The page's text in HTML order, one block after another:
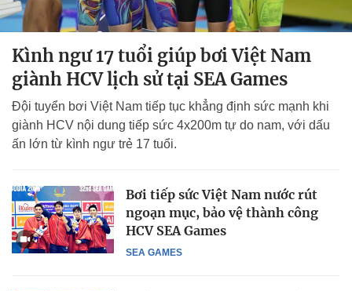
Kình ngư 17 tuổi giúp bơi Việt Nam
giành HCV lịch sử tại SEA Games
Đội tuyển bơi Việt Nam tiếp tục khẳng định sức mạnh khi
giành HCV nội dung tiếp sức 4x200m tự do nam, với dấu
ấn lớn từ kình ngư trẻ 17 tuổi.
SEA GAMES
Bơi tiếp sức Việt Nam nước rút
ngoạn mục, bảo vệ thành công
HCV SEA Games